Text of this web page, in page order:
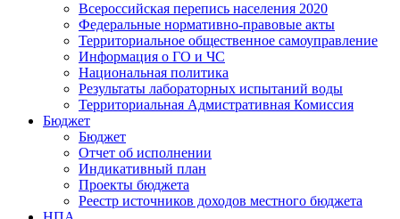
Всероссийская перепись населения 2020
Федеральные нормативно-правовые акты
Территориальное общественное самоуправление
Информация о ГО и ЧС
Национальная политика
Результаты лабораторных испытаний воды
Территориальная Адмистративная Комиссия
Бюджет
Бюджет
Отчет об исполнении
Индикативный план
Проекты бюджета
Реестр источников доходов местного бюджета